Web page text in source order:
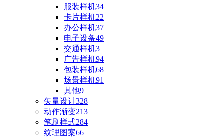
服装样机34
卡片样机22
办公样机37
电子设备49
交通样机3
广告样机94
包装样机68
场景样机91
其他9
矢量设计328
动作渐变213
笔刷样式284
纹理图案66